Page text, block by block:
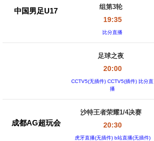
中国男足U17
组第3轮
19:35
比分直播
足球之夜
20:00
CCTV5(无插件) CCTV5(插件) 比分直
播
成都AG超玩会
沙特王者荣耀1/4决赛
20:30
虎牙直播(无插件) b站直播(无插件)